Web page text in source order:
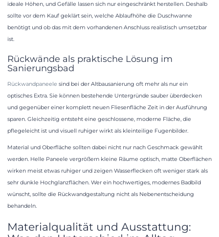
ideale Höhen, und Gefälle lassen sich nur eingeschränkt herstellen. Deshalb
sollte vor dem Kauf geklärt sein, welche Ablaufhöhe die Duschwanne
benötigt und ob das mit dem vorhandenen Anschluss realistisch umsetzbar
ist.
Rückwände als praktische Lösung im
Sanierungsbad
Rückwandpaneele sind bei der Altbausanierung oft mehr als nur ein
optisches Extra. Sie können bestehende Untergründe sauber überdecken
und gegenüber einer komplett neuen Fliesenfläche Zeit in der Ausführung
sparen. Gleichzeitig entsteht eine geschlossene, moderne Fläche, die
pflegeleicht ist und visuell ruhiger wirkt als kleinteilige Fugenbilder.
Material und Oberfläche sollten dabei nicht nur nach Geschmack gewählt
werden. Helle Paneele vergrößern kleine Räume optisch, matte Oberflächen
wirken meist etwas ruhiger und zeigen Wasserflecken oft weniger stark als
sehr dunkle Hochglanzflächen. Wer ein hochwertiges, modernes Badbild
wünscht, sollte die Rückwandgestaltung nicht als Nebenentscheidung
behandeln.
Materialqualität und Ausstattung: